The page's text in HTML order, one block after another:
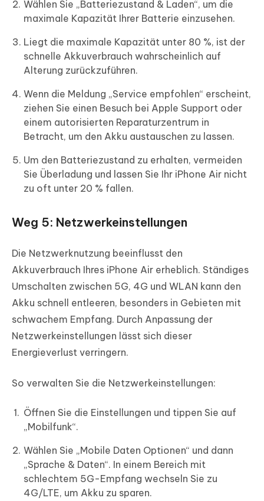
Wählen Sie „Batteriezustand & Laden“, um die
maximale Kapazität Ihrer Batterie einzusehen.
Liegt die maximale Kapazität unter 80 %, ist der
schnelle Akkuverbrauch wahrscheinlich auf
Alterung zurückzuführen.
Wenn die Meldung „Service empfohlen“ erscheint,
ziehen Sie einen Besuch bei Apple Support oder
einem autorisierten Reparaturzentrum in
Betracht, um den Akku austauschen zu lassen.
Um den Batteriezustand zu erhalten, vermeiden
Sie Überladung und lassen Sie Ihr iPhone Air nicht
zu oft unter 20 % fallen.
Weg 5: Netzwerkeinstellungen
Die Netzwerknutzung beeinflusst den
Akkuverbrauch Ihres iPhone Air erheblich. Ständiges
Umschalten zwischen 5G, 4G und WLAN kann den
Akku schnell entleeren, besonders in Gebieten mit
schwachem Empfang. Durch Anpassung der
Netzwerkeinstellungen lässt sich dieser
Energieverlust verringern.
So verwalten Sie die Netzwerkeinstellungen:
Öffnen Sie die Einstellungen und tippen Sie auf
„Mobilfunk“.
Wählen Sie „Mobile Daten Optionen“ und dann
„Sprache & Daten“. In einem Bereich mit
schlechtem 5G-Empfang wechseln Sie zu
4G/LTE, um Akku zu sparen.